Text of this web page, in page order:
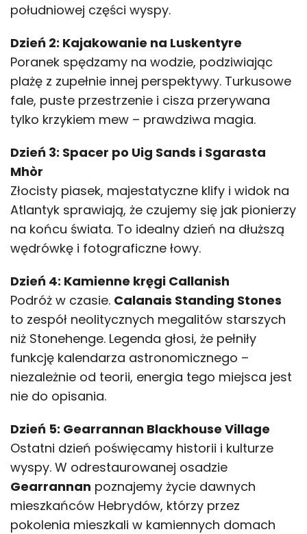
południowej części wyspy.
Dzień 2: Kajakowanie na Luskentyre
Poranek spędzamy na wodzie, podziwiając
plażę z zupełnie innej perspektywy. Turkusowe
fale, puste przestrzenie i cisza przerywana
tylko krzykiem mew – prawdziwa magia.
Dzień 3: Spacer po Uig Sands i Sgarasta
Mhòr
Złocisty piasek, majestatyczne klify i widok na
Atlantyk sprawiają, że czujemy się jak pionierzy
na końcu świata. To idealny dzień na dłuższą
wędrówkę i fotograficzne łowy.
Dzień 4: Kamienne kręgi Callanish
Podróż w czasie. Calanais Standing Stones
to zespół neolitycznych megalitów starszych
niż Stonehenge. Legenda głosi, że pełniły
funkcję kalendarza astronomicznego –
niezależnie od teorii, energia tego miejsca jest
nie do opisania.
Dzień 5: Gearrannan Blackhouse Village
Ostatni dzień poświęcamy historii i kulturze
wyspy. W odrestaurowanej osadzie
Gearrannan poznajemy życie dawnych
mieszkańców Hebrydów, którzy przez
pokolenia mieszkali w kamiennych domach